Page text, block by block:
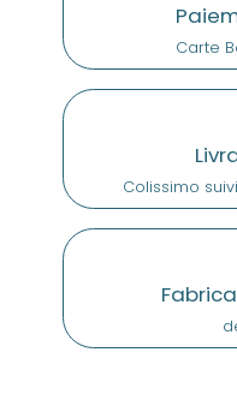
Carte
Colissimo